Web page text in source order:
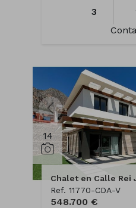
3
14
Chalet en Calle Rei
Ref. 11770-CDA-V
548.700 €